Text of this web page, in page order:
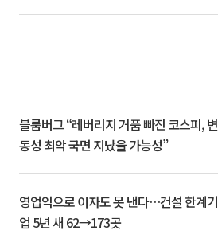
블룸버그 “레버리지 거품 빠진 코스피, 변
동성 최악 국면 지났을 가능성”
영업익으로 이자도 못 낸다…건설 한계기
업 5년 새 62→173곳